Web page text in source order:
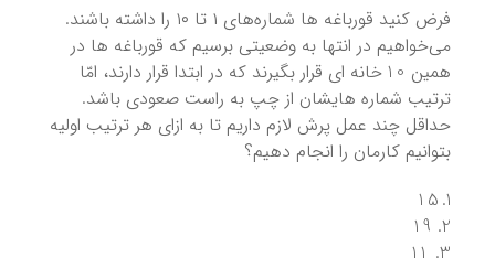
فرض کنید قورباغه ها شماره‌های ۱ تا ۱۰ را داشته باشند.
می‌خواهیم در انتها به وضعیتی برسیم که قورباغه ها در
همین10 خانه ای قرار بگیرند که در ابتدا قرار دارند، امّا
ترتیب شماره هایشان از چپ به راست صعودی باشد.
حداقل چند عمل پرش لازم داریم تا به ازای هر ترتیب اولیه
بتوانیم کارمان را انجام دهیم؟
15
19
11